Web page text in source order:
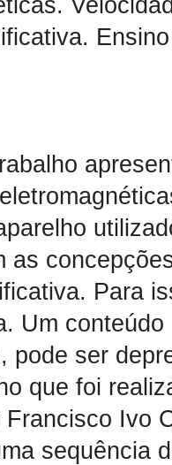
as
Para
Um
pode ser
que foi
Ivo
sequência